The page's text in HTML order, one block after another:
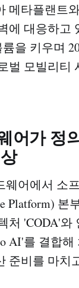
메타플랜트
에 대응하고
을 키우며
벌 모빌리티
어가 정
어에서 소
Platform)
'CODA'와
AI'를 결합
준비를 마치